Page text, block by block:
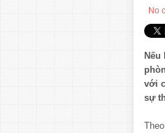
No
Nếu
với
sự